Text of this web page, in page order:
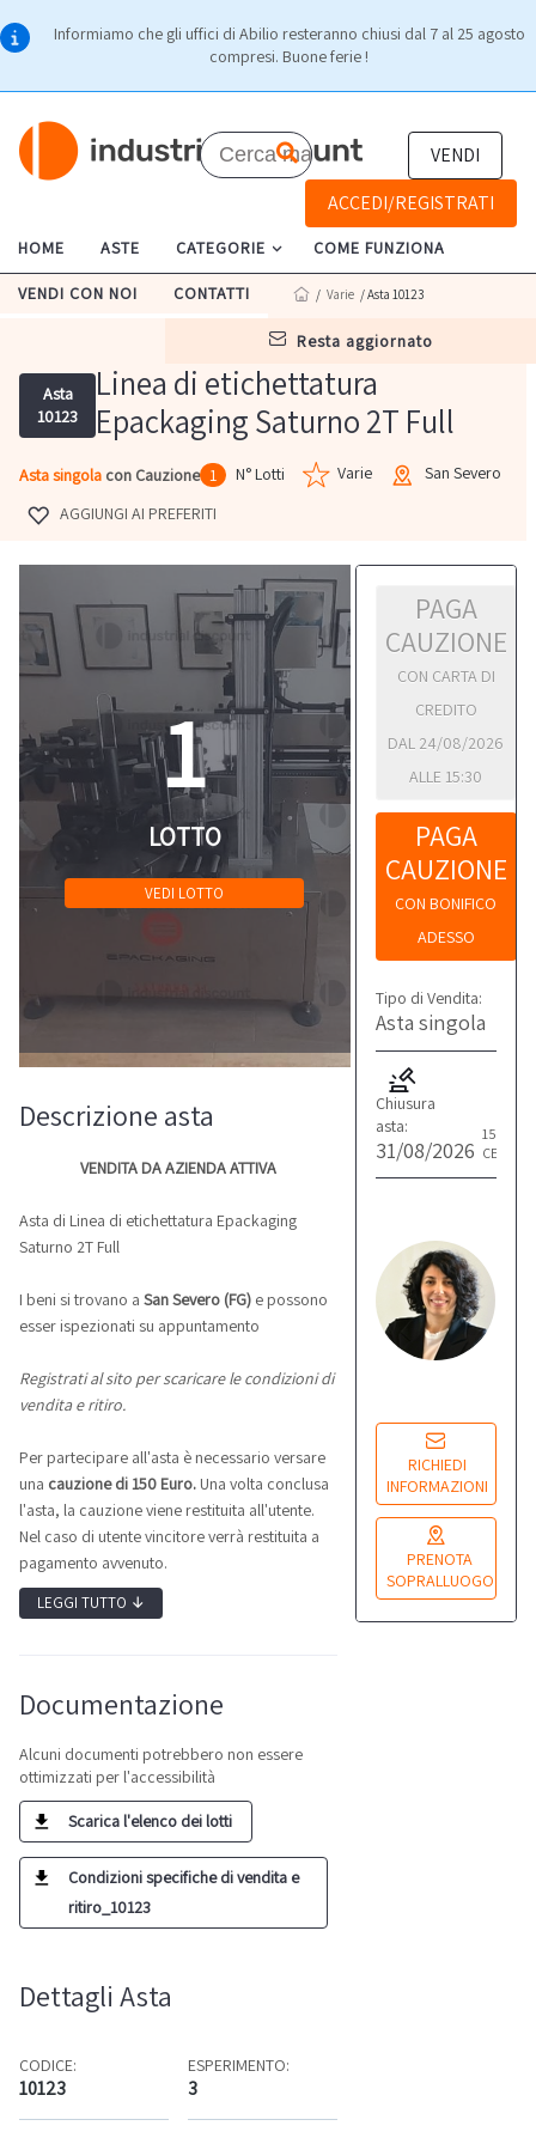
Informiamo che gli uffici di Abilio resteranno chiusi dal 7 al 25 agosto
compresi. Buone ferie !
VENDI
ACCEDI/REGISTRATI
HOME ASTE CATEGORIE COME FUNZIONA
VENDI CON NOI CONTATTI
resta aggiornato
/ Varie / Asta 10123
Asta
10123
Linea di etichettatura
Epackaging Saturno 2T Full
Asta singola con Cauzione 1 N° Lotti Varie
San Severo
AGGIUNGI AI PREFERITI
1
LOTTO
VEDI LOTTO
PAGA
CAUZIONE
CON CARTA DI
CREDITO
DAL 24/08/2026
ALLE 15:30
PAGA
CAUZIONE
CON BONIFICO
ADESSO
Tipo di Vendita:
Asta singola
Chiusura
asta:
31/08/2026
15:30
CET
RICHIEDI
INFORMAZIONI
PRENOTA
SOPRALLUOGO
Descrizione asta
VENDITA DA AZIENDA ATTIVA
Asta di Linea di etichettatura Epackaging
Saturno 2T Full
I beni si trovano a San Severo (FG) e possono
esser ispezionati su appuntamento
Registrati al sito per scaricare le condizioni di
vendita e ritiro.
Per partecipare all'asta è necessario versare
una cauzione di 150 Euro. Una volta conclusa
l'asta, la cauzione viene restituita all'utente.
Nel caso di utente vincitore verrà restituita a
pagamento avvenuto.
LEGGI TUTTO ↓
Documentazione
Alcuni documenti potrebbero non essere
ottimizzati per l'accessibilità
Scarica l'elenco dei lotti
Condizioni specifiche di vendita e
ritiro_10123
Dettagli Asta
CODICE:
10123
ESPERIMENTO:
3